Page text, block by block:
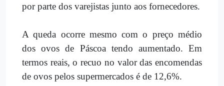
por parte dos varejistas junto aos fornecedores.
A queda ocorre mesmo com o preço médio
dos ovos de Páscoa tendo aumentado. Em
termos reais, o recuo no valor das encomendas
de ovos pelos supermercados é de 12,6%.